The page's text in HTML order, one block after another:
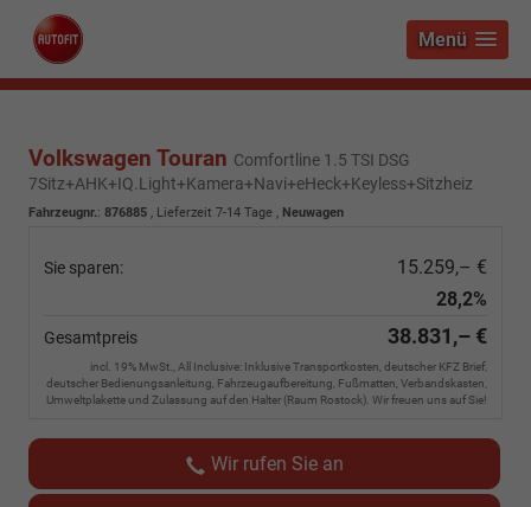
Menü
Volkswagen Touran Comfortline 1.5 TSI DSG
7Sitz+AHK+IQ.Light+Kamera+Navi+eHeck+Keyless+Sitzheiz
Fahrzeugnr.: 876885 , Lieferzeit 7-14 Tage , Neuwagen
Sie sparen:
15.259,– €
28,2%
Gesamtpreis 38.831,– €
incl. 19% MwSt., All Inclusive: Inklusive Transportkosten, deutscher KFZ Brief,
deutscher Bedienungsanleitung, Fahrzeugaufbereitung, Fußmatten, Verbandskasten,
Umweltplakette und Zulassung auf den Halter (Raum Rostock). Wir freuen uns auf Sie!
Wir rufen Sie an